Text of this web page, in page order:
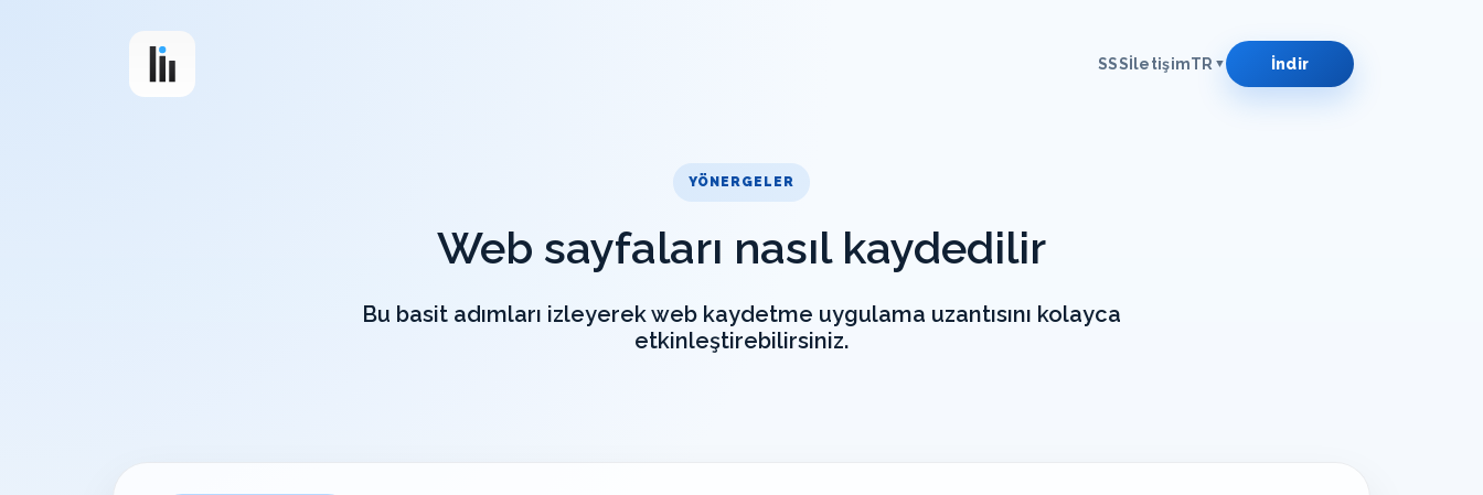
SSSİletişimTR ▼ İndir
YÖNERGELER
Web sayfaları nasıl kaydedilir
Bu basit adımları izleyerek web kaydetme uygulama uzantısını kolayca
etkinleştirebilirsiniz.